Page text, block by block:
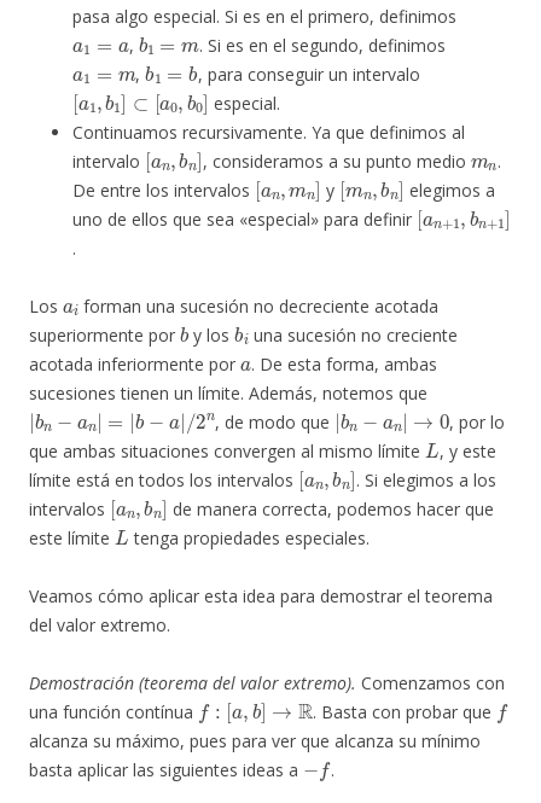
pasa algo especial. Si es en el primero, definimos
a1= a
,
b 1=m
. Si es en el segundo, definimos
a1 =m
,
b 1=b
, para conseguir un intervalo
[a 1,b1] ⊂[ a0 ,b0]
especial.
Continuamos recursivamente. Ya que definimos al
intervalo
[an bn]
, consideramos a su punto medio
.
De entre los intervalos
[an,mn
y
[mn,bn]
elegimos a
uno de ellos que sea «especial» para definir
[an+1,bn +
.
Los
forman una sucesión no decreciente acotada
superiormente por
b
y los
b i
una sucesión no creciente
acotada inferiormente por
a
. De esta forma, ambas
sucesiones tienen un límite. Además, notemos que
|bn−an|=|b−a |/2n
, de modo que
|bn−a n|
→0
, por lo
que ambas situaciones convergen al mismo límite
L
, y este
límite está en todos los intervalos
[a n,bn]
. Si elegimos a los
intervalos
[an,bn]
de manera correcta, podemos hacer que
este límite
L
tenga propiedades especiales.
Veamos cómo aplicar esta idea para demostrar el teorema
del valor extremo.
Demostración (teorema del valor extremo). Comenzamos con
una función contínua
f: [a, b]→ R
. Basta con probar que
f
alcanza su máximo, pues para ver que alcanza su mínimo
basta aplicar las siguientes ideas a
−f
.